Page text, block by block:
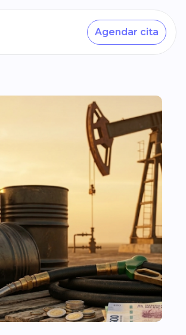
Agendar cita